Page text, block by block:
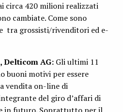
circa 420 milioni realizzati
cambiate. Come sono
tra grossisti/rivenditori ed e-
Delticom AG: Gli ultimi 11
buoni motivi per essere
vendita on-line di
del giro d’affari di